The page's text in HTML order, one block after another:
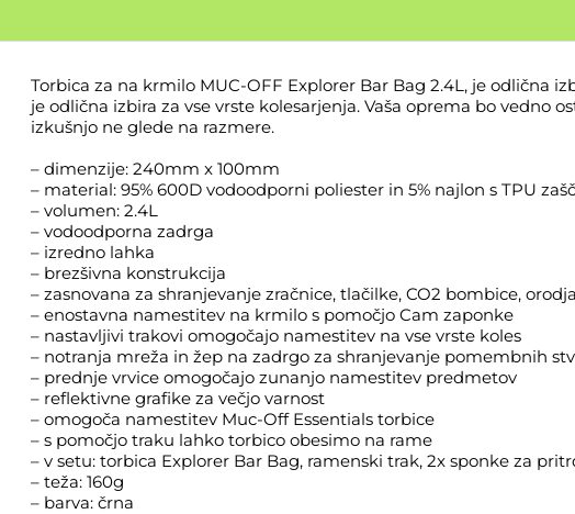
Torbica za na krmilo MUC-OFF Explorer Bar Bag 2.4L, je odlična
je odlična izbira za vse vrste kolesarjenja. Vaša oprema bo
izkušnjo ne glede na razmere.
– dimenzije: 240mm x 100mm
– material: 95% 600D vodoodporni poliester in 5% najlon s TPU
– volumen: 2.4L
– vodoodporna zadrga
– izredno lahka
– brezšivna konstrukcija
– zasnovana za shranjevanje zračnice, tlačilke, CO2 bombice,
– enostavna namestitev na krmilo s pomočjo Cam zaponke
– nastavljivi trakovi omogočajo namestitev na vse vrste koles
– notranja mreža in žep na zadrgo za shranjevanje pomembnih
– prednje vrvice omogočajo zunanjo namestitev predmetov
– reflektivne grafike za večjo varnost
– omogoča namestitev Muc-Off Essentials torbice
– s pomočjo traku lahko torbico obesimo na rame
– v setu: torbica Explorer Bar Bag, ramenski trak, 2x sponke za
– teža: 160g
– barva: črna